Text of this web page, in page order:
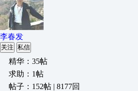
李春发
关注 私信
精华：35帖
求助：1帖
帖子：152帖 | 8177回